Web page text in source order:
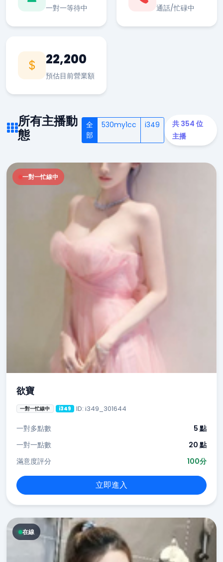
一對一等待中 通話/忙碌中
22,200
預估目前營業額
所有主播動
態
全
部
530my1cc i349
共 354 位
主播
一對一忙線中
欲寶
一對一忙線中 i349 ID: i349_301644
一對多點數
5 點
一對一點數
20 點
滿意度評分
100分
立即進入
在線